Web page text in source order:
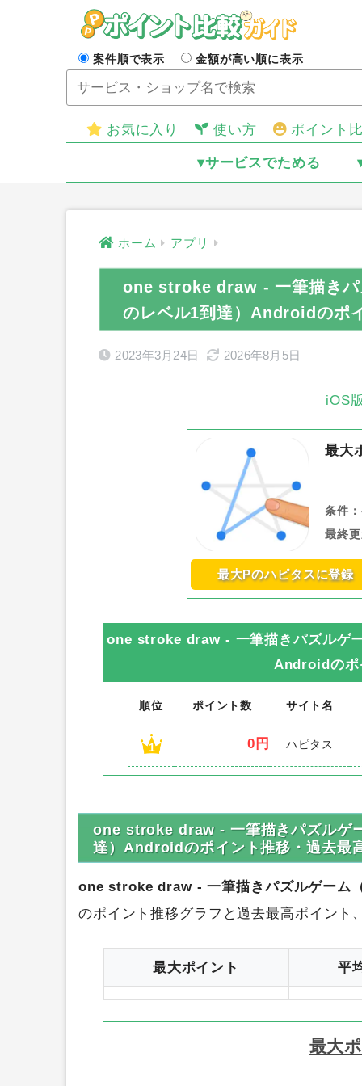
案件順で表示 金額が高い順に表示
お気に入り 使い方 ポイント
▾サービスでためる
ホーム アプリ
one stroke draw - 一筆描きパ
のレベル1到達）Androidのポ
2023年3月24日 2026年8月5日
iOS
最大
条件：
最終
最大Pのハピタスに登録
one stroke draw - 一筆描きパズルゲ
Androidの
順位 ポイント数 サイト名
0円 ハピタス
one stroke draw - 一筆描きパズルゲ
達）Androidのポイント推移・過去最
one stroke draw - 一筆描きパズルゲーム
のポイント推移グラフと過去最高ポイン
平